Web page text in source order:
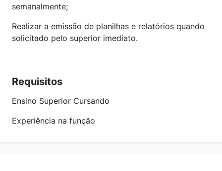
semanalmente;
Realizar a emissão de planilhas e relatórios quando
solicitado pelo superior imediato.
Requisitos
Ensino Superior Cursando
Experiência na função